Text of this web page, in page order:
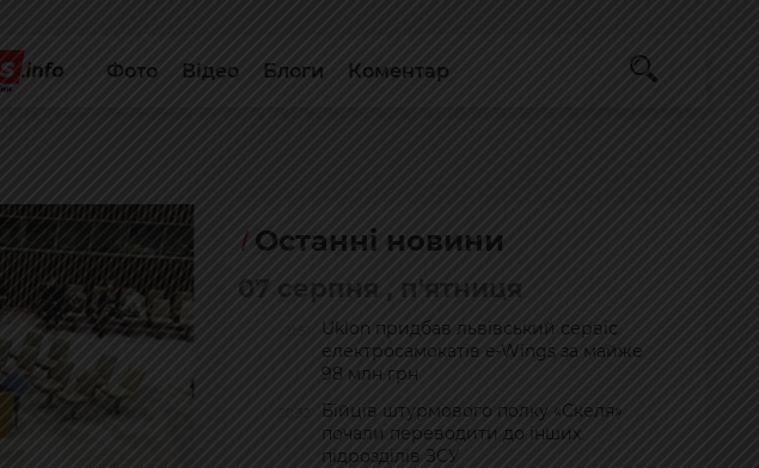
Фото Відео Блоги Коментар
Останні новини
07 серпня , п'ятниця
Uklon придбав львівський сервіс
електросамокатів e-Wings за майже
98 млн грн
Бійців штурмового полку «Скеля»
почали переводити до інших
підрозділів ЗСУ